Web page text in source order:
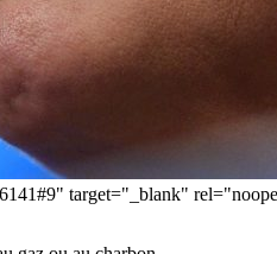
target="_blank"